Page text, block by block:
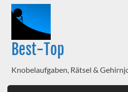
Best-Top
Knobelaufgaben, Rätsel &